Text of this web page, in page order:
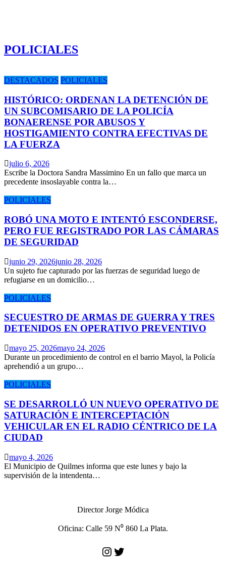
POLICIALES
DESTACADOS POLICIALES
HISTÓRICO: ORDENAN LA DETENCIÓN DE
UN SUBCOMISARIO DE LA POLICÍA
BONAERENSE POR ABUSOS Y
HOSTIGAMIENTO CONTRA EFECTIVAS DE
LA FUERZA
julio 6, 2026
Escribe la Doctora Sandra Massimino En un fallo que marca un
precedente insoslayable contra la…
POLICIALES
ROBÓ UNA MOTO E INTENTÓ ESCONDERSE,
PERO FUE REGISTRADO POR LAS CÁMARAS
DE SEGURIDAD
junio 29, 2026junio 28, 2026
Un sujeto fue capturado por las fuerzas de seguridad luego de
refugiarse en un domicilio…
POLICIALES
SECUESTRO DE ARMAS DE GUERRA Y TRES
DETENIDOS EN OPERATIVO PREVENTIVO
mayo 25, 2026mayo 24, 2026
Durante un procedimiento de control en el barrio Mayol, la Policía
aprehendió a un grupo…
POLICIALES
SE DESARROLLÓ UN NUEVO OPERATIVO DE
SATURACIÓN E INTERCEPTACIÓN
VEHICULAR EN EL RADIO CÉNTRICO DE LA
CIUDAD
mayo 4, 2026
El Municipio de Quilmes informa que este lunes y bajo la
supervisión de la intendenta…
Director Jorge Módica
Oficina: Calle 59 N⁰ 860 La Plata.
Instagram
Twitter